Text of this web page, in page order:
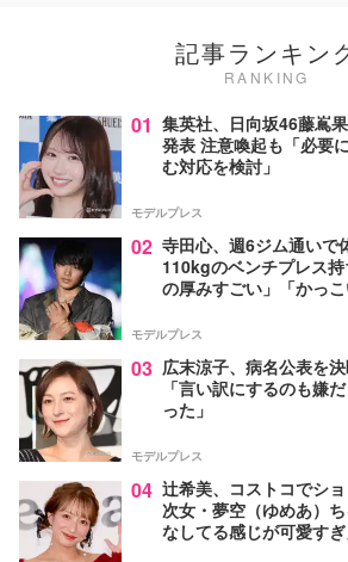
記事ランキン
RANKING
01 集英社、日向坂46藤嶌
発表 注意喚起も「必要
む対応を検討」
モデルプレス
02 寺田心、週6ジム通い
110kgのベンチプレス
の厚みすごい」「かっ
モデルプレス
03 広末涼子、病名公表を
「言い訳にするのも嫌
った」
モデルプレス
04 辻希美、コストコでシ
次女・夢空（ゆめあ）
なしてる感じが可愛す